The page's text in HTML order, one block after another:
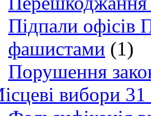
Підпали офісів
фашистами (1)
Порушення
вибори